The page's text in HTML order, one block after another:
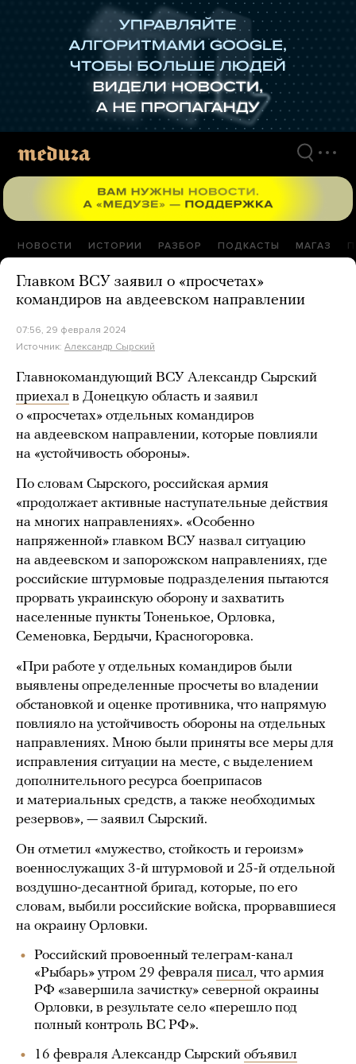
НОВОСТИ ИСТОРИИ РАЗБОР ПОДКАСТЫ МАГАЗ
Главком ВСУ заявил о «просчетах»
командиров на авдеевском направлении
07:56, 29 февраля 2024
Источник: Александр Сырский
Главнокомандующий ВСУ Александр Сырский
приехал в Донецкую область и заявил
о «просчетах» отдельных командиров
на авдеевском направлении, которые повлияли
на «устойчивость обороны».
По словам Сырского, российская армия
«продолжает активные наступательные действия
на многих направлениях». «Особенно
напряженной» главком ВСУ назвал ситуацию
на авдеевском и запорожском направлениях, где
российские штурмовые подразделения пытаются
прорвать украинскую оборону и захватить
населенные пункты Тоненькое, Орловка,
Семеновка, Бердычи, Красногоровка.
«При работе у отдельных командиров были
выявлены определенные просчеты во владении
обстановкой и оценке противника, что напрямую
повлияло на устойчивость обороны на отдельных
направлениях. Мною были приняты все меры для
исправления ситуации на месте, с выделением
дополнительного ресурса боеприпасов
и материальных средств, а также необходимых
резервов», — заявил Сырский.
Он отметил «мужество, стойкость и героизм»
военнослужащих 3-й штурмовой и 25-й отдельной
воздушно-десантной бригад, которые, по его
словам, выбили российские войска, прорвавшиеся
на окраину Орловки.
Российский провоенный телеграм-канал
«Рыбарь» утром 29 февраля писал, что армия
РФ «завершила зачистку» северной окраины
Орловки, в результате село «перешло под
полный контроль ВС РФ».
16 февраля Александр Сырский объявил